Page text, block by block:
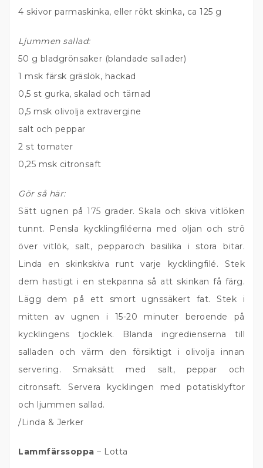
4 skivor parmaskinka, eller rökt skinka, ca 125 g
Ljummen sallad:
50 g bladgrönsaker (blandade sallader)
1 msk färsk gräslök, hackad
0,5 st gurka, skalad och tärnad
0,5 msk olivolja extravergine
salt och peppar
2 st tomater
0,25 msk citronsaft
Gör så här:
Sätt ugnen på 175 grader. Skala och skiva vitlöken
tunnt. Pensla kycklingfiléerna med oljan och strö
över vitlök, salt, pepparoch basilika i stora bitar.
Linda en skinkskiva runt varje kycklingfilé. Stek
dem hastigt i en stekpanna så att skinkan få färg.
Lägg dem på ett smort ugnssäkert fat. Stek i
mitten av ugnen i 15-20 minuter beroende på
kycklingens tjocklek. Blanda ingredienserna till
salladen och värm den försiktigt i olivolja innan
servering. Smaksätt med salt, peppar och
citronsaft. Servera kycklingen med potatisklyftor
och ljummen sallad.
/Linda & Jerker
Lammfärssoppa – Lotta